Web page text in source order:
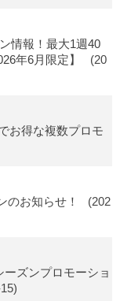
情報！最大1週40
年6月限定】
(20
お得な複数プロモ
のお知らせ！
(202
ーズンプロモーショ